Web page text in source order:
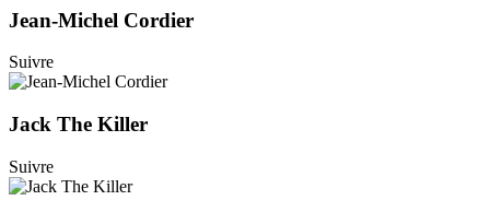
Jean-Michel Cordier
Suivre
Jack The Killer
Suivre